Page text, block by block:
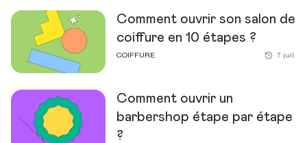
Comment ouvrir son salon de
coiffure en 10 étapes ?
COIFFURE 7 juil.
Comment ouvrir un
barbershop étape par étape
?